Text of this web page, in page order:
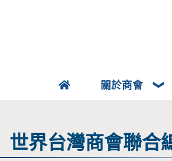
關於商會
世界台灣商會聯合